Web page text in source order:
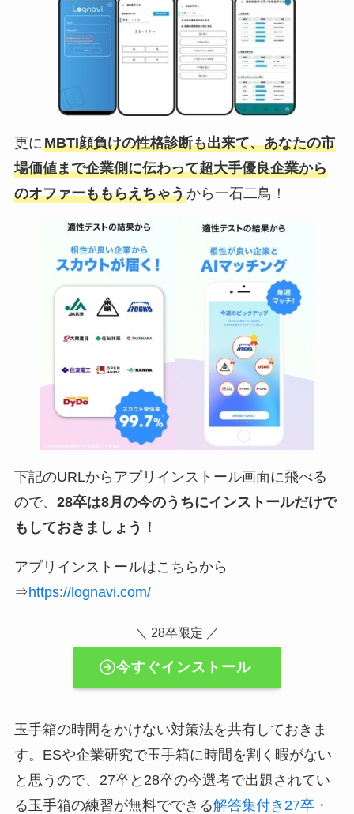
更にMBTI顔負けの性格診断も出来て、あなたの市
場価値まで企業側に伝わって超大手優良企業から
のオファーももらえちゃうから一石二鳥！
下記のURLからアプリインストール画面に飛べる
ので、 28卒は8月の今のうちにインストールだけで
もしておきましょう！
アプリインストールはこちらから
⇒https://lognavi.com/
＼ 28卒限定 ／
今すぐインストール
玉手箱の時間をかけない対策法を共有しておきま
す。ESや企業研究で玉手箱に時間を割く暇がない
と思うので、27卒と28卒の今選考で出題されてい
る玉手箱の練習が無料でできる解答集付き27卒・